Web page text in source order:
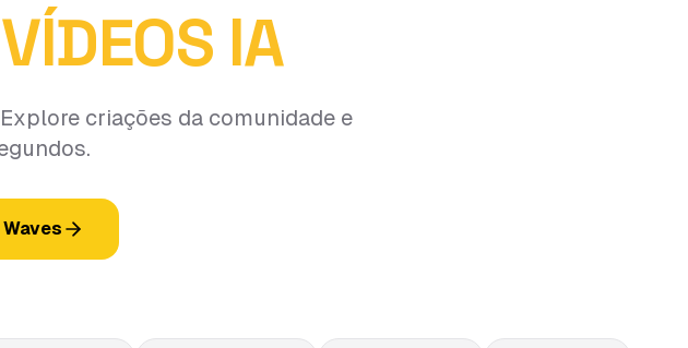
VÍDEOS IA
criações da comunidade e